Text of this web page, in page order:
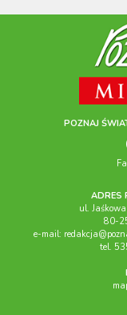
POZNAJ
ADRES
ul.
80-
e-mail:
tel.